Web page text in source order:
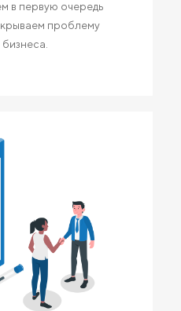
в первую очередь
проблему